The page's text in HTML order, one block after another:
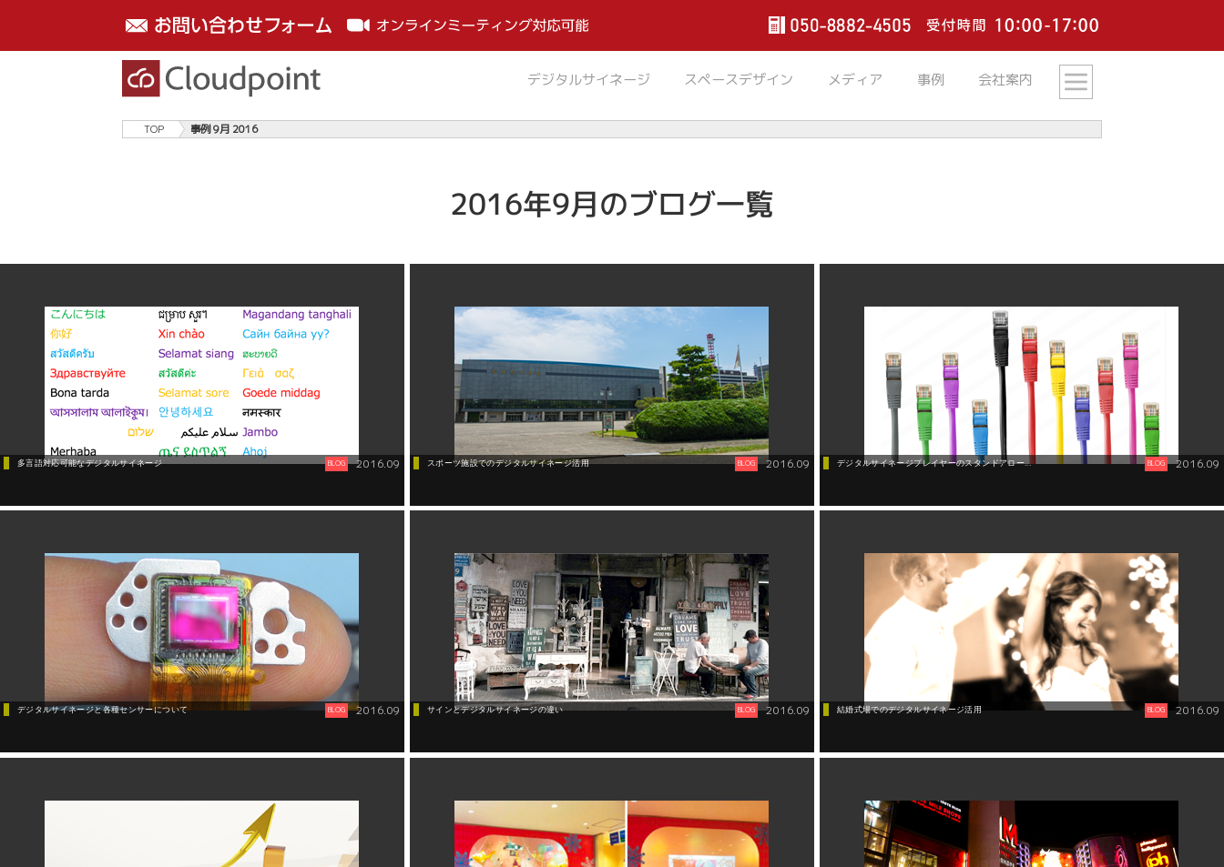
デジタルサイネージ スペースデザイン メディア 事例 会社案内
TOP 事例 9月 2016
2016年9月のブログ一覧
BLOG 2016.09
多言語対応可能なデジタルサイネージ BLOG 2016.09
スポーツ施設でのデジタルサイネージ活用 BLOG 2016.09
デジタルサイネージプレイヤーのスタンドアロー...
BLOG 2016.09
デジタルサイネージと各種センサーについて BLOG 2016.09
サインとデジタルサイネージの違い BLOG 2016.09
結婚式場でのデジタルサイネージ活用